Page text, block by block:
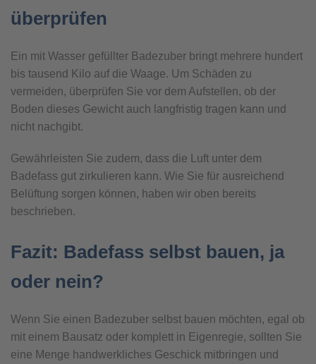
überprüfen
Ein mit Wasser gefüllter Badezuber bringt mehrere hundert
bis tausend Kilo auf die Waage. Um Schäden zu
vermeiden, überprüfen Sie vor dem Aufstellen, ob der
Boden dieses Gewicht auch langfristig tragen kann und
nicht nachgibt.
Gewährleisten Sie zudem, dass die Luft unter dem
Badefass gut zirkulieren kann. Wie Sie für ausreichend
Belüftung sorgen können, haben wir oben bereits
beschrieben.
Fazit: Badefass selbst bauen, ja
oder nein?
Wenn Sie einen Badezuber selbst bauen möchten, egal ob
mit einem Bausatz oder komplett in Eigenregie, sollten Sie
eine Menge handwerkliches Geschick mitbringen und